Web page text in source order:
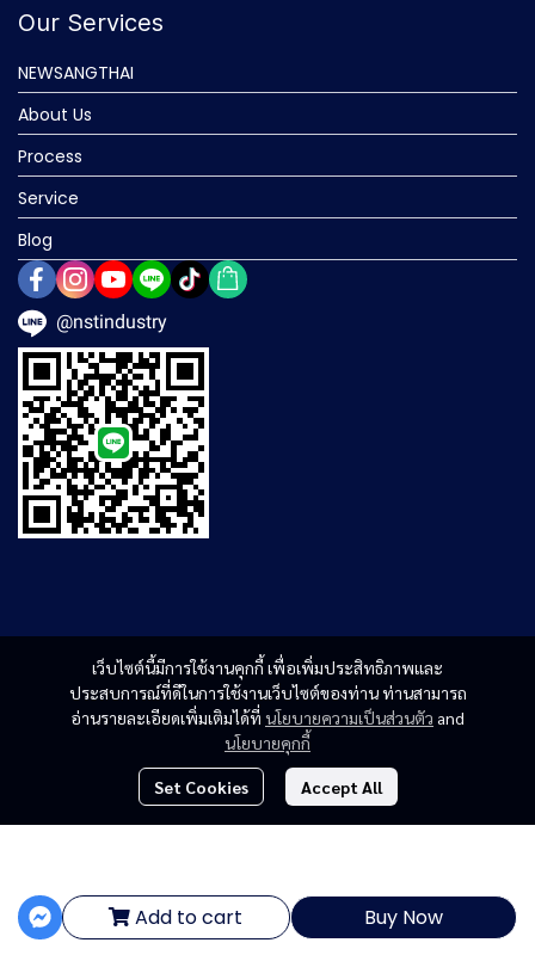
Add to cart Buy Now
เว็บไซต์นี้มีการใช้งานคุกกี้ เพื่อเพิ่มประสิทธิภาพและ
ประสบการณ์ที่ดีในการใช้งานเว็บไซต์ของท่าน ท่านสามารถ
อ่านรายละเอียดเพิ่มเติมได้ที่ นโยบายความเป็นส่วนตัว and
นโยบายคุกกี้
Set Cookies Accept All
Our Services
NEWSANGTHAI
About Us
Process
Service
Blog
@nstindustry
Copyright | All Rights Reserved | Powered by MWE
Powered By MakeWebEasy